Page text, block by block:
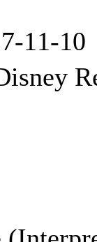
11-10